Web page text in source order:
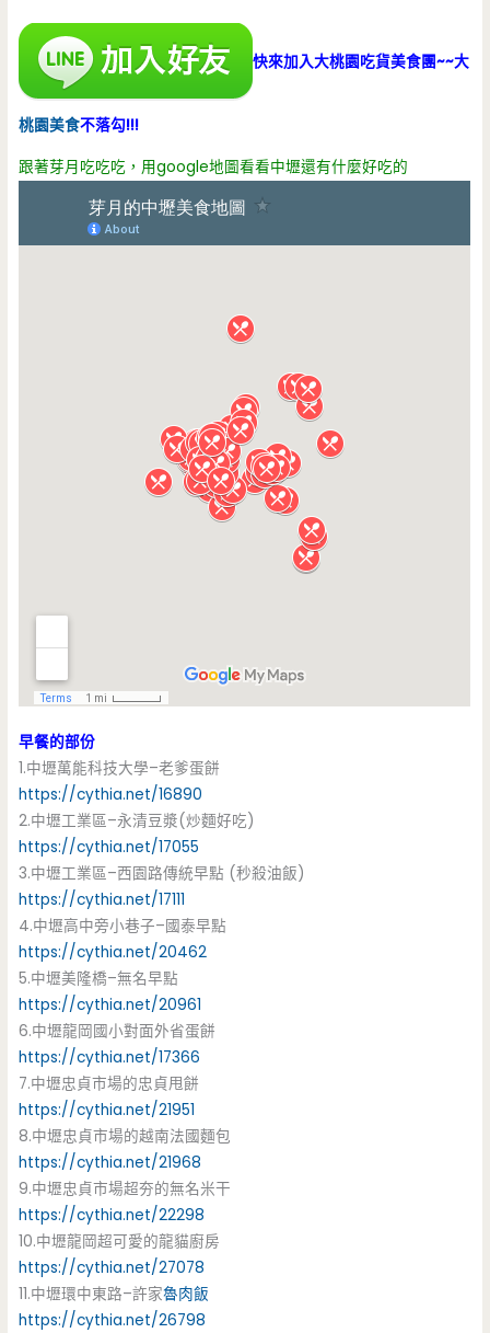
快來加入大桃園吃貨美食團~~大
桃園美食不落勾!!!
跟著芽月吃吃吃，用google地圖看看中壢還有什麼好吃的
早餐的部份
1.中壢萬能科技大學–老爹蛋餅
https://cythia.net/16890
2.中壢工業區–永清豆漿(炒麵好吃)
https://cythia.net/17055
3.中壢工業區–西園路傳統早點 (秒殺油飯)
https://cythia.net/17111
4.中壢高中旁小巷子–國泰早點
https://cythia.net/20462
5.中壢美隆橋–無名早點
https://cythia.net/20961
6.中壢龍岡國小對面外省蛋餅
https://cythia.net/17366
7.中壢忠貞市場的忠貞甩餅
https://cythia.net/21951
8.中壢忠貞市場的越南法國麵包
https://cythia.net/21968
9.中壢忠貞市場超夯的無名米干
https://cythia.net/22298
10.中壢龍岡超可愛的龍貓廚房
https://cythia.net/27078
11.中壢環中東路–許家魯肉飯
https://cythia.net/26798